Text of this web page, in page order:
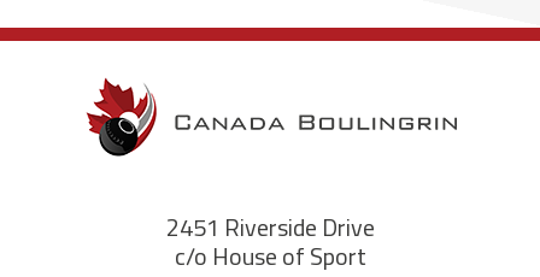
2451 Riverside Drive
c/o House of Sport